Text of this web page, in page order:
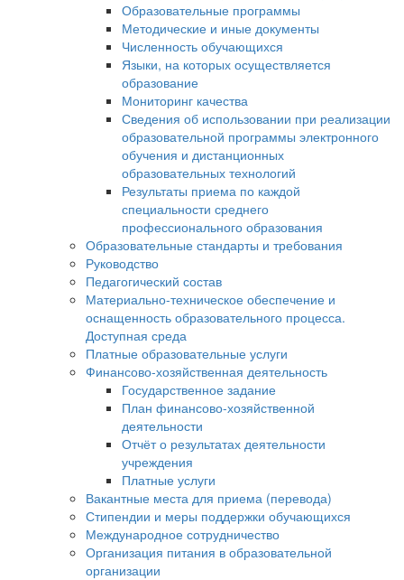
Образовательные программы
Методические и иные документы
Численность обучающихся
Языки, на которых осуществляется
образование
Мониторинг качества
Сведения об использовании при реализации
образовательной программы электронного
обучения и дистанционных
образовательных технологий
Результаты приема по каждой
специальности среднего
профессионального образования
Образовательные стандарты и требования
Руководство
Педагогический состав
Материально-техническое обеспечение и
оснащенность образовательного процесса.
Доступная среда
Платные образовательные услуги
Финансово-хозяйственная деятельность
Государственное задание
План финансово-хозяйственной
деятельности
Отчёт о результатах деятельности
учреждения
Платные услуги
Вакантные места для приема (перевода)
Стипендии и меры поддержки обучающихся
Международное сотрудничество
Организация питания в образовательной
организации